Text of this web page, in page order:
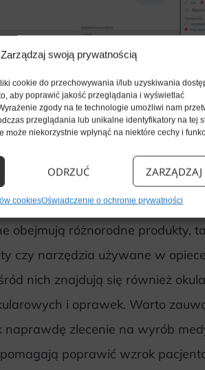
Zarządzaj swoją prywatnością
cookie do przechowywania i/lub uzyskiwania
aby poprawić jakość przeglądania i wyświetlać
zgody na te technologie umożliwi nam
przeglądania lub unikalne identyfikatory na tej
może niekorzystnie wpłynąć na niektóre cechy i
ODRZUĆ
cookiesOświadczenie o ochronie prywatności
medyczne?
obejmują różnorodne produkty,
czy narzędzia używane w
nich znajdują się również
i oprawek. Warto
naprawdę zlecenie na wyrób
poprawić wzrok